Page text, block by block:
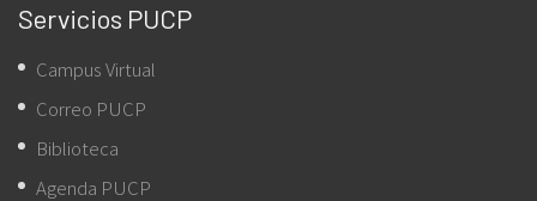
Servicios PUCP
Campus Virtual
Correo PUCP
Biblioteca
Agenda PUCP